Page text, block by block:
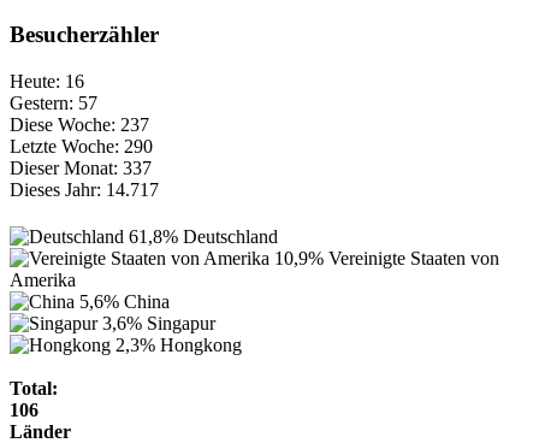
Besucherzähler
Heute: 16
Gestern: 57
Diese Woche: 237
Letzte Woche: 290
Dieser Monat: 337
Dieses Jahr: 14.717
61,8% Deutschland
10,9% Vereinigte Staaten von
Amerika
5,6% China
3,6% Singapur
2,3% Hongkong
Total:
106
Länder